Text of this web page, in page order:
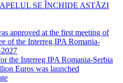
SE ÎNCHIDE ASTĂZI
approved at the first meeting of
of the Interreg IPA Romania-
the Interreg IPA Romania-Serbia
Euros was launched